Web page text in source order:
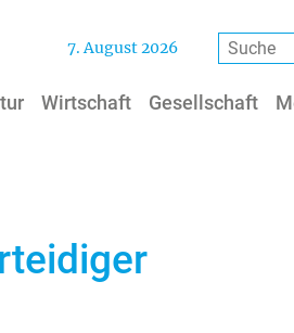
7. August 2026 Suche
Wirtschaft Gesellschaft